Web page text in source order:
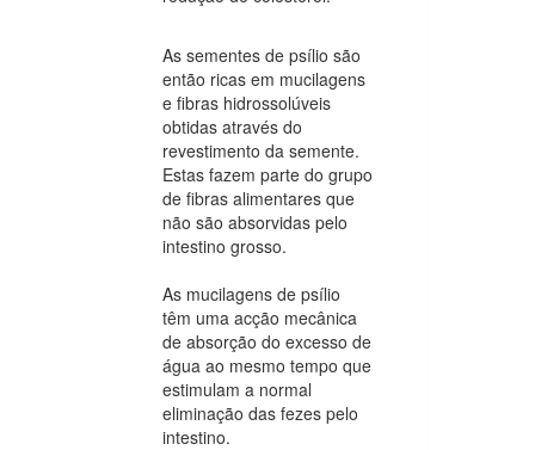
As sementes de psílio são
então ricas em mucilagens
e fibras hidrossolúveis
obtidas através do
revestimento da semente.
Estas fazem parte do grupo
de fibras alimentares que
não são absorvidas pelo
intestino grosso.
As mucilagens de psílio
têm uma acção mecânica
de absorção do excesso de
água ao mesmo tempo que
estimulam a normal
eliminação das fezes pelo
intestino.